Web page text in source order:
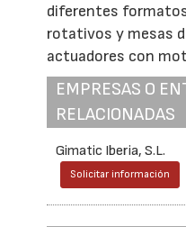
diferentes
rotativos y mesas
actuadores con
EMPRESAS O
RELACIONADAS
Gimatic Iberia, S.L.
Solicitar información